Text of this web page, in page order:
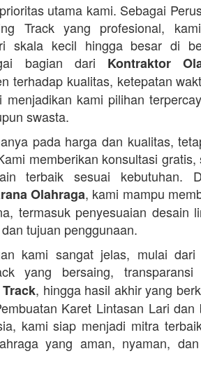
utama kami. Sebagai
Track yang profesional,
skala kecil hingga besar di
bagian dari Kontraktor
terhadap kualitas, ketepatan
kami pilihan
swasta.
pada harga dan kualitas,
memberikan konsultasi gratis,
terbaik sesuai kebutuhan.
Olahraga, kami mampu
termasuk penyesuaian desain
tujuan penggunaan.
kami sangat jelas, mulai dari
yang bersaing, transparansi
, hingga hasil akhir yang
Karet Lintasan Lari dan
kami siap menjadi mitra
yang aman, nyaman,